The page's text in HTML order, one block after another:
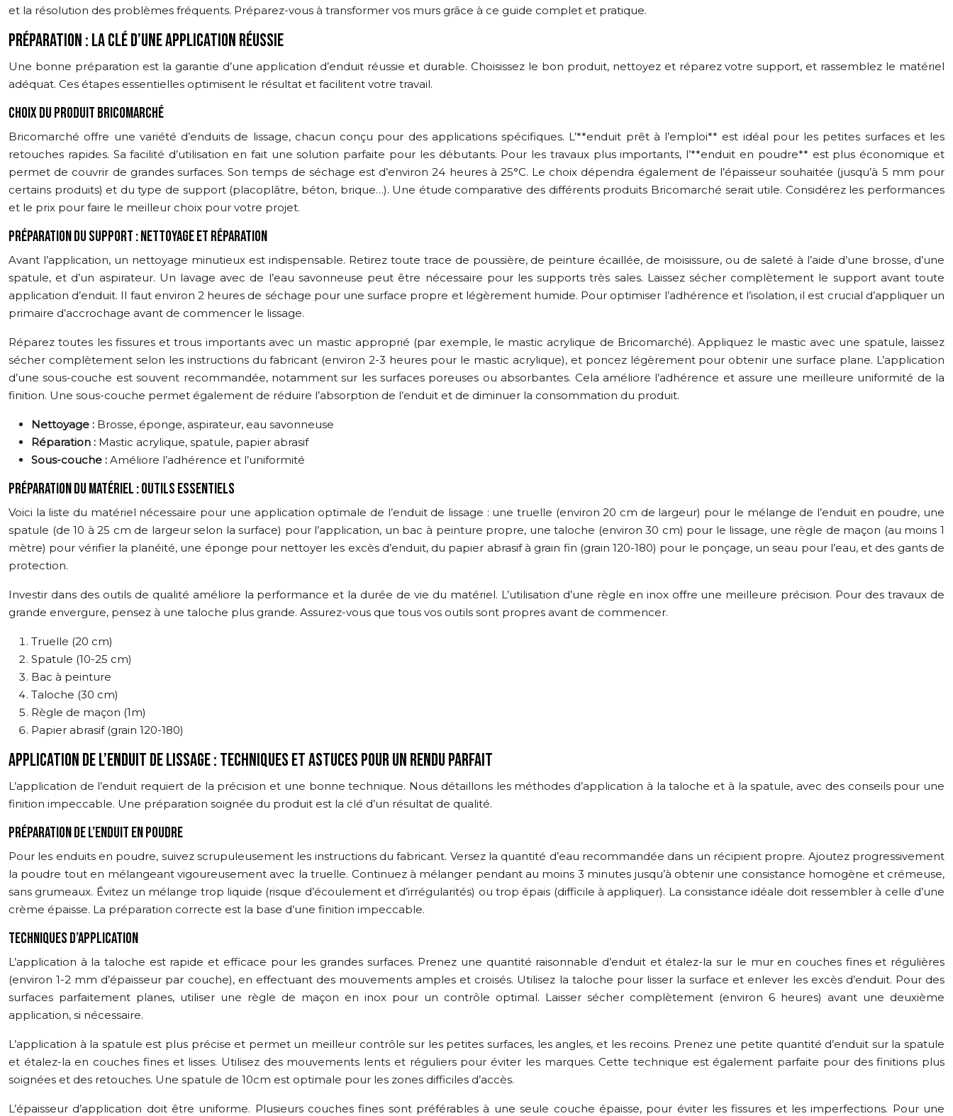
et la résolution des problèmes fréquents. Préparez-vous à transformer vos murs grâce à ce guide complet et pratique.
PRÉPARATION : LA CLÉ D’UNE APPLICATION RÉUSSIE
Une bonne préparation est la garantie d’une application d’enduit réussie et durable. Choisissez le bon produit, nettoyez et réparez votre support, et rassemblez le matériel
adéquat. Ces étapes essentielles optimisent le résultat et facilitent votre travail.
CHOIX DU PRODUIT BRICOMARCHÉ
Bricomarché offre une variété d’enduits de lissage, chacun conçu pour des applications spécifiques. L’**enduit prêt à l’emploi** est idéal pour les petites surfaces et les
retouches rapides. Sa facilité d’utilisation en fait une solution parfaite pour les débutants. Pour les travaux plus importants, l’**enduit en poudre** est plus économique et
permet de couvrir de grandes surfaces. Son temps de séchage est d’environ 24 heures à 25°C. Le choix dépendra également de l’épaisseur souhaitée (jusqu’à 5 mm pour
certains produits) et du type de support (placoplâtre, béton, brique…). Une étude comparative des différents produits Bricomarché serait utile. Considérez les performances
et le prix pour faire le meilleur choix pour votre projet.
PRÉPARATION DU SUPPORT : NETTOYAGE ET RÉPARATION
Avant l’application, un nettoyage minutieux est indispensable. Retirez toute trace de poussière, de peinture écaillée, de moisissure, ou de saleté à l’aide d’une brosse, d’une
spatule, et d’un aspirateur. Un lavage avec de l’eau savonneuse peut être nécessaire pour les supports très sales. Laissez sécher complètement le support avant toute
application d’enduit. Il faut environ 2 heures de séchage pour une surface propre et légèrement humide. Pour optimiser l’adhérence et l’isolation, il est crucial d’appliquer un
primaire d’accrochage avant de commencer le lissage.
Réparez toutes les fissures et trous importants avec un mastic approprié (par exemple, le mastic acrylique de Bricomarché). Appliquez le mastic avec une spatule, laissez
sécher complètement selon les instructions du fabricant (environ 2-3 heures pour le mastic acrylique), et poncez légèrement pour obtenir une surface plane. L’application
d’une sous-couche est souvent recommandée, notamment sur les surfaces poreuses ou absorbantes. Cela améliore l’adhérence et assure une meilleure uniformité de la
finition. Une sous-couche permet également de réduire l’absorption de l’enduit et de diminuer la consommation du produit.
Nettoyage : Brosse, éponge, aspirateur, eau savonneuse
Réparation : Mastic acrylique, spatule, papier abrasif
Sous-couche : Améliore l’adhérence et l’uniformité
PRÉPARATION DU MATÉRIEL : OUTILS ESSENTIELS
Voici la liste du matériel nécessaire pour une application optimale de l’enduit de lissage : une truelle (environ 20 cm de largeur) pour le mélange de l’enduit en poudre, une
spatule (de 10 à 25 cm de largeur selon la surface) pour l’application, un bac à peinture propre, une taloche (environ 30 cm) pour le lissage, une règle de maçon (au moins 1
mètre) pour vérifier la planéité, une éponge pour nettoyer les excès d’enduit, du papier abrasif à grain fin (grain 120-180) pour le ponçage, un seau pour l’eau, et des gants de
protection.
Investir dans des outils de qualité améliore la performance et la durée de vie du matériel. L’utilisation d’une règle en inox offre une meilleure précision. Pour des travaux de
grande envergure, pensez à une taloche plus grande. Assurez-vous que tous vos outils sont propres avant de commencer.
Truelle (20 cm)
Spatule (10-25 cm)
Bac à peinture
Taloche (30 cm)
Règle de maçon (1m)
Papier abrasif (grain 120-180)
APPLICATION DE L’ENDUIT DE LISSAGE : TECHNIQUES ET ASTUCES POUR UN RENDU PARFAIT
L’application de l’enduit requiert de la précision et une bonne technique. Nous détaillons les méthodes d’application à la taloche et à la spatule, avec des conseils pour une
finition impeccable. Une préparation soignée du produit est la clé d’un résultat de qualité.
PRÉPARATION DE L’ENDUIT EN POUDRE
Pour les enduits en poudre, suivez scrupuleusement les instructions du fabricant. Versez la quantité d’eau recommandée dans un récipient propre. Ajoutez progressivement
la poudre tout en mélangeant vigoureusement avec la truelle. Continuez à mélanger pendant au moins 3 minutes jusqu’à obtenir une consistance homogène et crémeuse,
sans grumeaux. Évitez un mélange trop liquide (risque d’écoulement et d’irrégularités) ou trop épais (difficile à appliquer). La consistance idéale doit ressembler à celle d’une
crème épaisse. La préparation correcte est la base d’une finition impeccable.
TECHNIQUES D’APPLICATION
L’application à la taloche est rapide et efficace pour les grandes surfaces. Prenez une quantité raisonnable d’enduit et étalez-la sur le mur en couches fines et régulières
(environ 1-2 mm d’épaisseur par couche), en effectuant des mouvements amples et croisés. Utilisez la taloche pour lisser la surface et enlever les excès d’enduit. Pour des
surfaces parfaitement planes, utiliser une règle de maçon en inox pour un contrôle optimal. Laisser sécher complètement (environ 6 heures) avant une deuxième
application, si nécessaire.
L’application à la spatule est plus précise et permet un meilleur contrôle sur les petites surfaces, les angles, et les recoins. Prenez une petite quantité d’enduit sur la spatule
et étalez-la en couches fines et lisses. Utilisez des mouvements lents et réguliers pour éviter les marques. Cette technique est également parfaite pour des finitions plus
soignées et des retouches. Une spatule de 10cm est optimale pour les zones difficiles d’accès.
L’épaisseur d’application doit être uniforme. Plusieurs couches fines sont préférables à une seule couche épaisse, pour éviter les fissures et les imperfections. Pour une